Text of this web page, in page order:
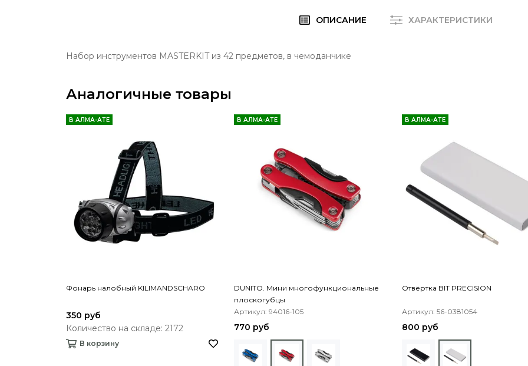
ОПИСАНИЕ ХАРАКТЕРИСТИКИ
Набор инструментов MASTERKIT из 42 предметов, в чемоданчике
Аналогичные товары
В АЛМА-АТЕ
Фонарь налобный KILIMANDSCHARO
350 руб
Количество на складе: 2172
В корзину
В АЛМА-АТЕ
DUNITO. Мини многофункциональные
плоскогубцы
Артикул: 94016-105
770 руб
В АЛМА-АТЕ
Отвёртка BIT PRECISION
Артикул: 56-0381054
800 руб